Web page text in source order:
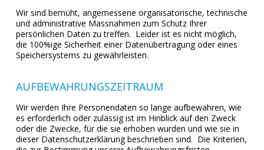
Wir sind bemüht, angemessene organisatorische, technische
und administrative Massnahmen zum Schutz Ihrer
persönlichen Daten zu treffen. Leider ist es nicht möglich,
die 100%ige Sicherheit einer Datenübertragung oder eines
Speichersystems zu gewährleisten.
AUFBEWAHRUNGSZEITRAUM
Wir werden Ihre Personendaten so lange aufbewahren, wie
es erforderlich oder zulässig ist im Hinblick auf den Zweck
oder die Zwecke, für die sie erhoben wurden und wie sie in
dieser Datenschutzerklärung beschrieben sind. Die Kriterien,